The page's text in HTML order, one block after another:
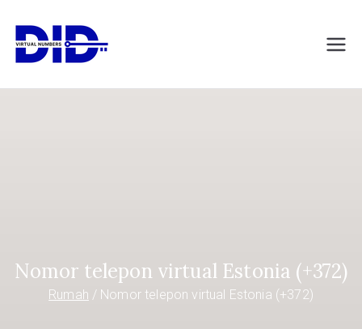
konten
DIDVirtualNumb
Nomor telepon virtual Estonia (+372)
Rumah Nomor telepon virtual Estonia (+372)